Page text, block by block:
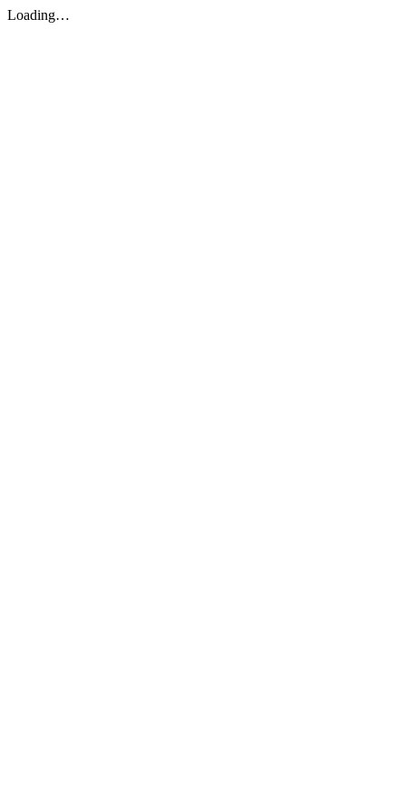
Loading…